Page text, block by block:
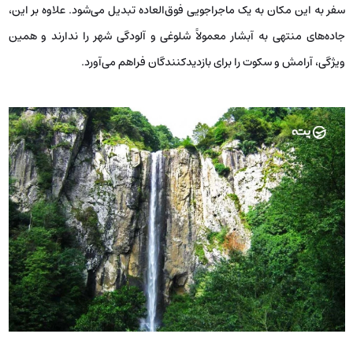
سفر به این مکان به یک ماجراجویی فوق‌العاده تبدیل می‌شود. علاوه بر این،
جاده‌های منتهی به آبشار معمولاً شلوغی و آلودگی شهر را ندارند و همین
ویژگی، آرامش و سکوت را برای بازدیدکنندگان فراهم می‌آورد.